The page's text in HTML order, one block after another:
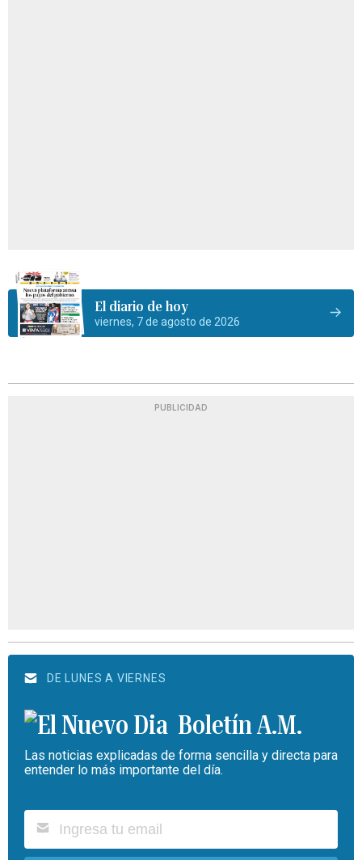
El diario de hoy
viernes, 7 de agosto de 2026
PUBLICIDAD
DE LUNES A VIERNES
Boletín A.M.
Las noticias explicadas de forma sencilla y directa para
entender lo más importante del día.